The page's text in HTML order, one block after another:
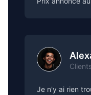
Je n'y ai rien